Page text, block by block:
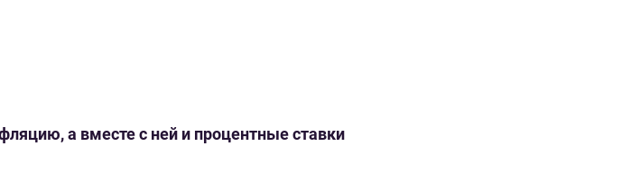
а вместе с ней и процентные ставки